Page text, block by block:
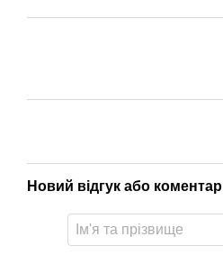
Новий відгук або коментар